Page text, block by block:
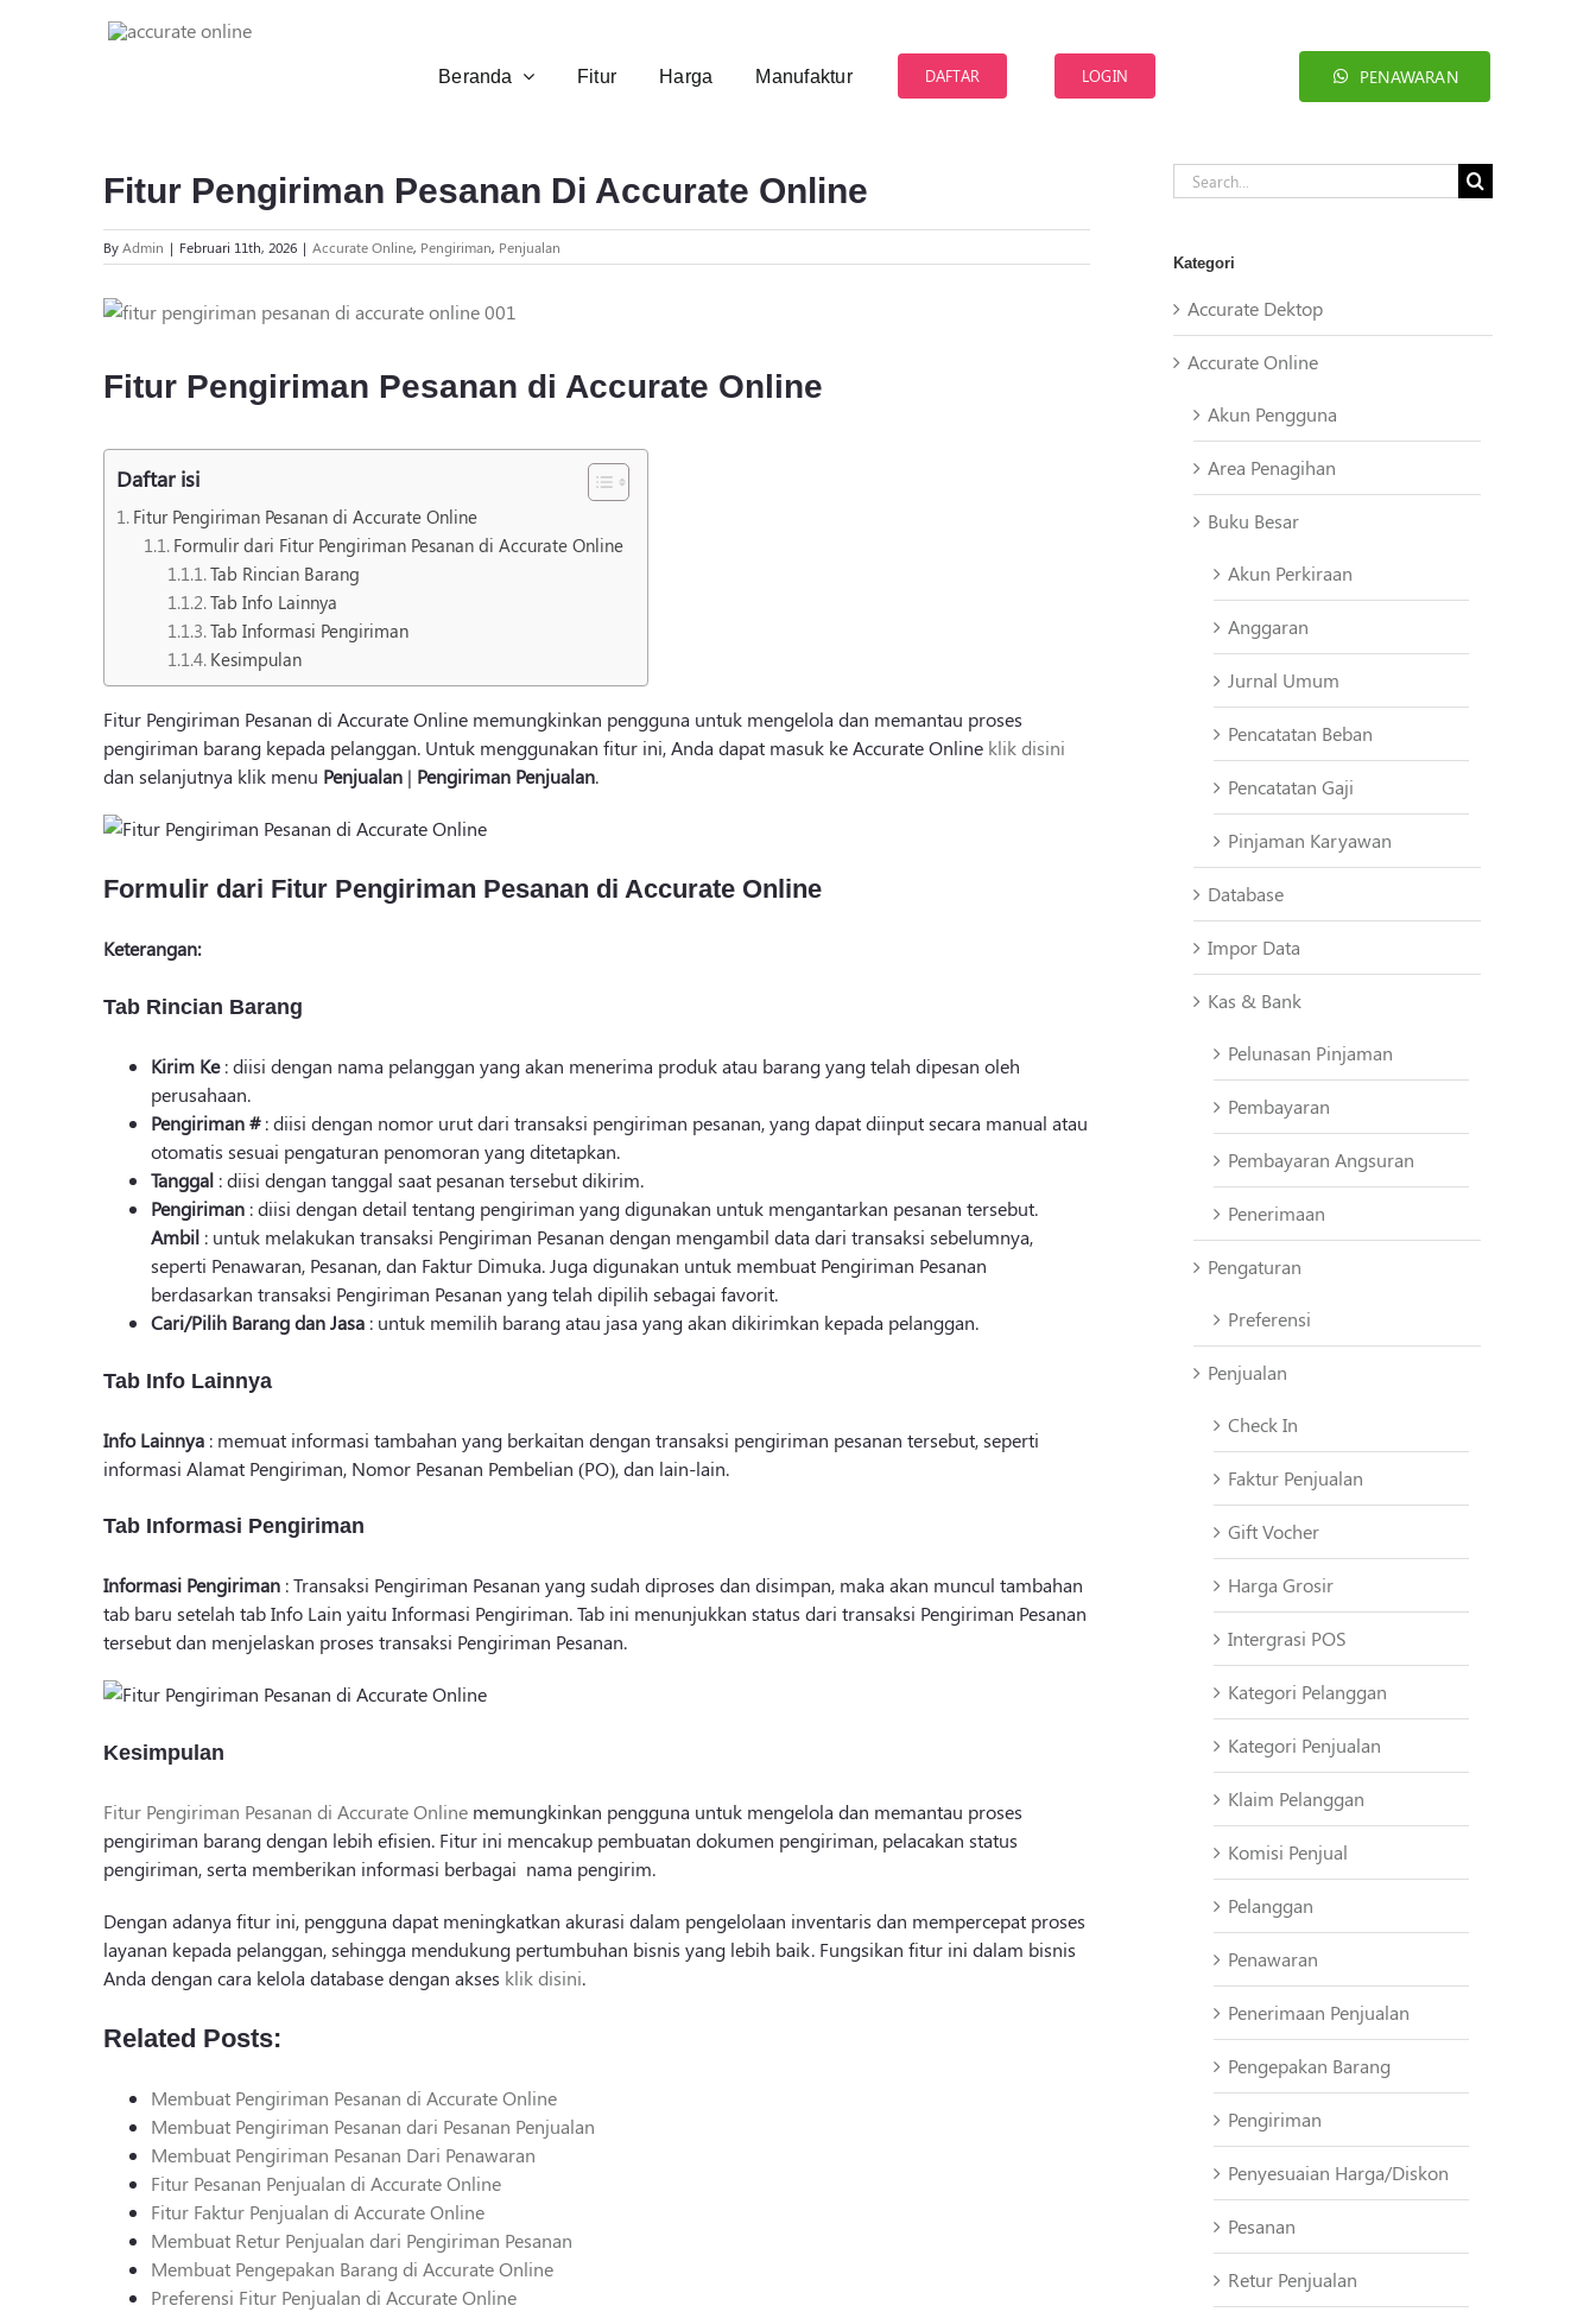
Beranda Fitur Harga Manufaktur DAFTAR LOGIN PENAWARAN
Fitur Pengiriman Pesanan Di Accurate Online
ByAdmin | Februari 11th, 2026 | Accurate Online, Pengiriman, Penjualan
View
Fitur Pengiriman Pesanan di Accurate Online
Daftar isi
Fitur Pengiriman Pesanan di Accurate Online
Formulir dari Fitur Pengiriman Pesanan di Accurate Online
Tab Rincian Barang
Tab Info Lainnya
Tab Informasi Pengiriman
Kesimpulan
Fitur Pengiriman Pesanan di Accurate Online memungkinkan pengguna untuk mengelola dan memantau proses
pengiriman barang kepada pelanggan. Untuk menggunakan fitur ini, Anda dapat masuk ke Accurate Online klik disini
dan selanjutnya klik menu Penjualan | Pengiriman Penjualan.
Formulir dari Fitur Pengiriman Pesanan di Accurate Online
Keterangan:
Tab Rincian Barang
Kirim Ke: diisi dengan nama pelanggan yang akan menerima produk atau barang yang telah dipesan oleh
perusahaan.
Pengiriman #: diisi dengan nomor urut dari transaksi pengiriman pesanan, yang dapat diinput secara manual atau
otomatis sesuai pengaturan penomoran yang ditetapkan.
Tanggal : diisi dengan tanggal saat pesanan tersebut dikirim.
Pengiriman : diisi dengan detail tentang pengiriman yang digunakan untuk mengantarkan pesanan tersebut.
Ambil : untuk melakukan transaksi Pengiriman Pesanan dengan mengambil data dari transaksi sebelumnya,
seperti Penawaran, Pesanan, dan Faktur Dimuka. Juga digunakan untuk membuat Pengiriman Pesanan
berdasarkan transaksi Pengiriman Pesanan yang telah dipilih sebagai favorit.
Cari/Pilih Barang dan Jasa : untuk memilih barang atau jasa yang akan dikirimkan kepada pelanggan.
Tab Info Lainnya
Info Lainnya : memuat informasi tambahan yang berkaitan dengan transaksi pengiriman pesanan tersebut, seperti
informasi Alamat Pengiriman, Nomor Pesanan Pembelian (PO), dan lain-lain.
Tab Informasi Pengiriman
Informasi Pengiriman : Transaksi Pengiriman Pesanan yang sudah diproses dan disimpan, maka akan muncul tambahan
tab baru setelah tab Info Lain yaitu Informasi Pengiriman. Tab ini menunjukkan status dari transaksi Pengiriman Pesanan
tersebut dan menjelaskan proses transaksi Pengiriman Pesanan.
Kesimpulan
Fitur Pengiriman Pesanan di Accurate Online memungkinkan pengguna untuk mengelola dan memantau proses
pengiriman barang dengan lebih efisien. Fitur ini mencakup pembuatan dokumen pengiriman, pelacakan status
pengiriman, serta memberikan informasi berbagai nama pengirim.
Dengan adanya fitur ini, pengguna dapat meningkatkan akurasi dalam pengelolaan inventaris dan mempercepat proses
layanan kepada pelanggan, sehingga mendukung pertumbuhan bisnis yang lebih baik. Fungsikan fitur ini dalam bisnis
Anda dengan cara kelola database dengan akses klik disini.
Related Posts:
Membuat Pengiriman Pesanan di Accurate Online
Membuat Pengiriman Pesanan dari Pesanan Penjualan
Membuat Pengiriman Pesanan Dari Penawaran
Fitur Pesanan Penjualan di Accurate Online
Fitur Faktur Penjualan di Accurate Online
Membuat Retur Penjualan dari Pengiriman Pesanan
Membuat Pengepakan Barang di Accurate Online
Preferensi Fitur Penjualan di Accurate Online
Search
for:
Kategori
Accurate Dektop
Accurate Online
Akun Pengguna
Area Penagihan
Buku Besar
Akun Perkiraan
Anggaran
Jurnal Umum
Pencatatan Beban
Pencatatan Gaji
Pinjaman Karyawan
Database
Impor Data
Kas & Bank
Pelunasan Pinjaman
Pembayaran
Pembayaran Angsuran
Penerimaan
Pengaturan
Preferensi
Penjualan
Check In
Faktur Penjualan
Gift Vocher
Harga Grosir
Intergrasi POS
Kategori Pelanggan
Kategori Penjualan
Klaim Pelanggan
Komisi Penjual
Pelanggan
Penawaran
Penerimaan Penjualan
Pengepakan Barang
Pengiriman
Penyesuaian Harga/Diskon
Pesanan
Retur Penjualan